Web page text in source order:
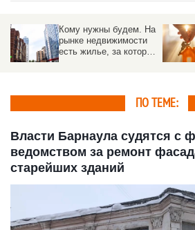
Кому нужны будем. На
рынке недвижимости
есть жилье, за которым
ПО ТЕМЕ:
Власти Барнаула судятся с
ведомством за ремонт
старейших зданий